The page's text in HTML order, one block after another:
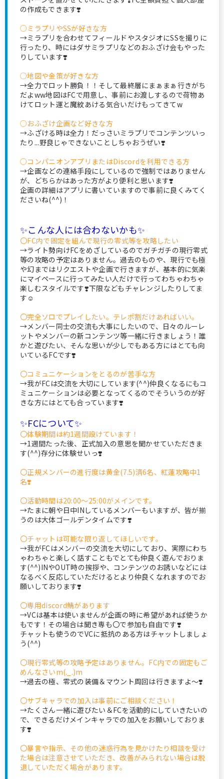
の作成もできます❣️
○ミラプリやSSが好きな方
→ミラプリを合わせてフィールドやスタジオにSSを撮りに
行ったり、時にはダサミラプリなどのおふざけ会もやった
りしています❣️
○地図や金策が好きな方
→全力でロット勝負！！そして最終層にまぁまぁ行きがち
だよww地図はFCで用意し、事前にお渡しするので荷物あ
けてロット運と魔紋あける気合いだけもってきてw
○おふざけ企画など好きな方
→ふざける時は全力！だっさいミラプリでコンテンツいっ
たり...野良じゃできないことしちゃおうぜい❣️
○コンパニオンアプリまたはDiscordを利用できる方
→企画などの連絡手段にしているので強制ではありません
が、どちらかはあった方がより便利と思います❣️
企画の詳細はアプリに書いていますので事前に良くみてく
ださいね(^^)！
✨こんな人には合わないかも✨
〇FC内で固定を組んで現行の零式等を攻略したい
→ライト勢向けFCをめざしているのでガチガチの現行零式
等の攻略の予定はありません。過去のものや、現行でも極
や幻まではリクエストや企画で行きますが、基本的に気楽
にマイペースに行ってみたい人だけで行ってわちゃわちゃ
楽しむスタイルです❣️下限などもチャレンジしたりしてま
す☺️
〇完全ソロでプレイしたい。テレポ割だけあればいい。
→メンバー同士の交流も大事にしたいので、日々のルーレ
ットやメンバーの新コンテンツ等一緒に行きましょう！誰
かと遊びたい、そんな思いが少しでもある方にはとても向
いているFCです❣️
〇コミュニケーションをとるのが苦手な方
→我がFCは交流を大切にしています(^^)仲良くなるにもコ
ミュニケーションは必要となってくるのでそういうのが好
きな方にはとても合っています❣️
✨FCについて✨
〇体験期間は約1週間設けています！
→1週間たった後、正式加入の意思を聞かせていただきま
す(^^)存分に体験せいっ❣️
〇正規メンバーの進行度は黄金(7.5)済6名、紅蓮攻略中1
名❣️
〇活動時間は20:00～25:00がメインです。
→たまに朝や日中INしているメンバーもいますが、皆が揃
うのは大体ゴールデンタイムです❣️
〇チャットは可能な限り返してほしいです。
→我がFCはメンバーの交流を大切にしており、実際にわち
ゃわちゃと楽しく話すこともでとても仲良く遊んでおりま
す(^^)INやOUT時の挨拶や、コンテンツのお誘いなどには
なるべく反応していただけるとより仲良くなれますのでお
願いしております❣️
〇専用discord鯖があります
→VCは基本は使いませんが企画の時に希望があれば使うか
もです！その場合は聞き専も〇で参加も自由です❣️
チャットも使うのでVCに抵抗のある方はチャットしましょ
う(^^)
〇現行零式等の攻略予定はありません。FC内での固定もご
めんなさいm(._.)m
→過去の極、零式の装備＆マウント周回は行きますよ〜❣️
〇サブキャラでの加入は事前にご相談ください！
→たくさん一緒に遊びたい＆FCを活動的にしていきたいの
で、できるだけメインキャラでの加入をお願いしておりま
す❣️
〇暴言や指示、その他の迷惑行為を見かけたり相談を受け
た場合は注意させていただき、改善がみられない場合は脱
退していただく場合があります。